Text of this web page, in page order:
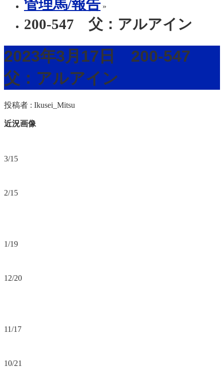
管理馬/報告 »
200-547 父：アルアイン
2023年3月17日 200-547
父：アルアイン
投稿者 : Ikusei_Mitsu
近況画像
3/15
2/15
1/19
12/20
11/17
10/21